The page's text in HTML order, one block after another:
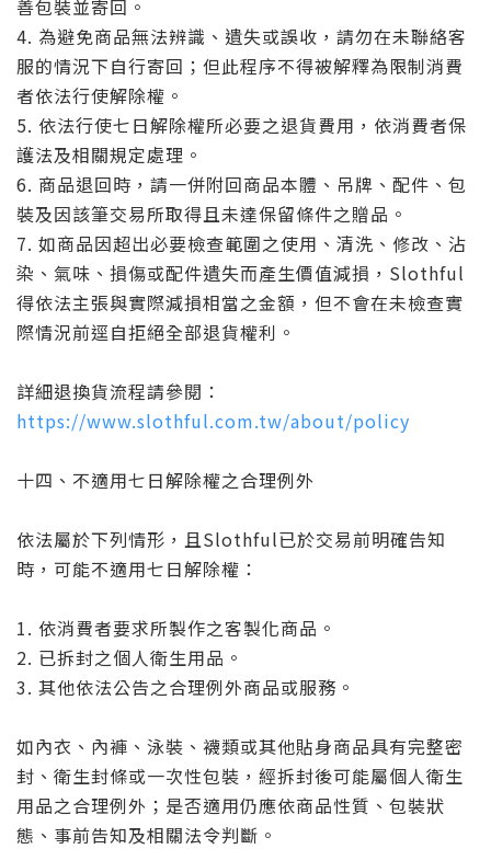
善包裝並寄回。
4. 為避免商品無法辨識、遺失或誤收，請勿在未聯絡客
服的情況下自行寄回；但此程序不得被解釋為限制消費
者依法行使解除權。
5. 依法行使七日解除權所必要之退貨費用，依消費者保
護法及相關規定處理。
6. 商品退回時，請一併附回商品本體、吊牌、配件、包
裝及因該筆交易所取得且未達保留條件之贈品。
7. 如商品因超出必要檢查範圍之使用、清洗、修改、沾
染、氣味、損傷或配件遺失而產生價值減損，Slothful
得依法主張與實際減損相當之金額，但不會在未檢查實
際情況前逕自拒絕全部退貨權利。
詳細退換貨流程請參閱：
https://www.slothful.com.tw/about/policy
十四、不適用七日解除權之合理例外
依法屬於下列情形，且Slothful已於交易前明確告知
時，可能不適用七日解除權：
1. 依消費者要求所製作之客製化商品。
2. 已拆封之個人衛生用品。
3. 其他依法公告之合理例外商品或服務。
如內衣、內褲、泳裝、襪類或其他貼身商品具有完整密
封、衛生封條或一次性包裝，經拆封後可能屬個人衛生
用品之合理例外；是否適用仍應依商品性質、包裝狀
態、事前告知及相關法令判斷。